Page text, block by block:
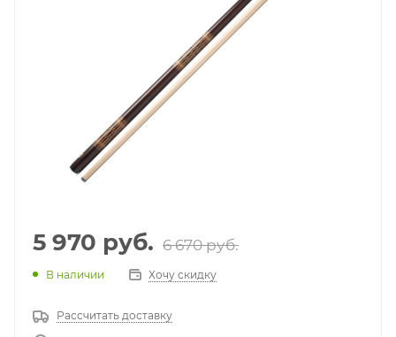
5 970 руб. 6 670руб.
В наличии Хочу скидку
Рассчитать доставку